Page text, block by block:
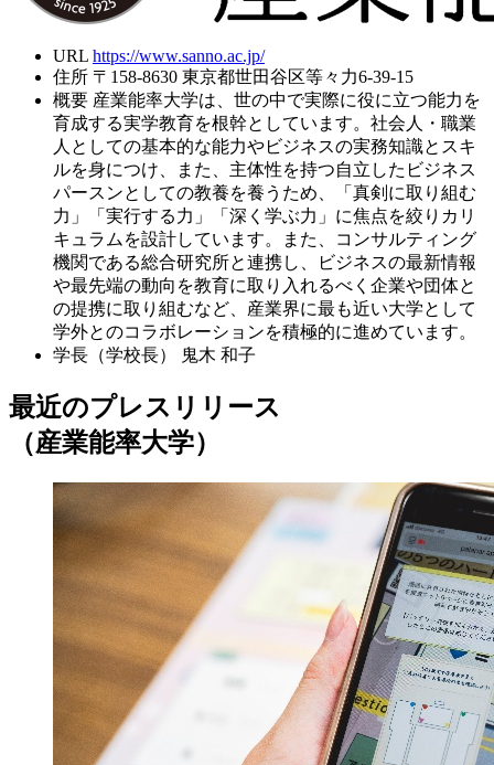
URL https://www.sanno.ac.jp/
住所 〒158-8630 東京都世田谷区等々力6-39-15
概要 産業能率大学は、世の中で実際に役に立つ能力を
育成する実学教育を根幹としています。社会人・職業
人としての基本的な能力やビジネスの実務知識とスキ
ルを身につけ、また、主体性を持つ自立したビジネス
パースンとしての教養を養うため、「真剣に取り組む
力」「実行する力」「深く学ぶ力」に焦点を絞りカリ
キュラムを設計しています。また、コンサルティング
機関である総合研究所と連携し、ビジネスの最新情報
や最先端の動向を教育に取り入れるべく企業や団体と
の提携に取り組むなど、産業界に最も近い大学として
学外とのコラボレーションを積極的に進めています。
学長（学校長）
鬼木 和子
最近のプレスリリース
（産業能率大学）